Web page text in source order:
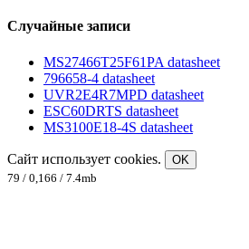
Случайные записи
MS27466T25F61PA datasheet
796658-4 datasheet
UVR2E4R7MPD datasheet
ESC60DRTS datasheet
MS3100E18-4S datasheet
Сайт использует cookies.
OK
79 / 0,166 / 7.4mb